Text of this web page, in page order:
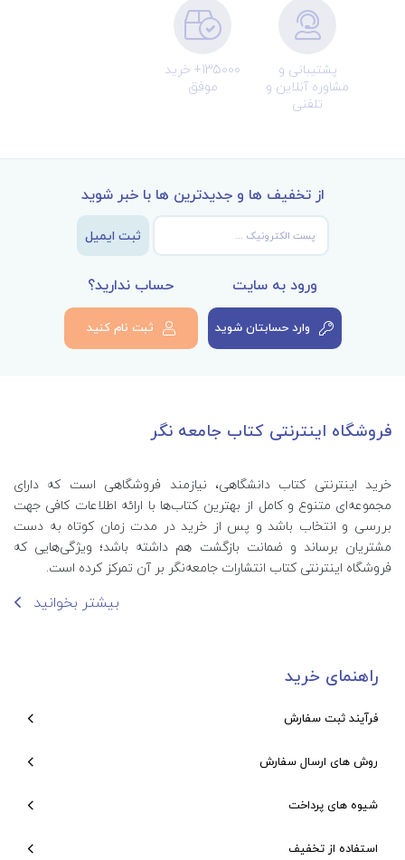
پشتیبانی و
مشاوره آنلاین و
تلفنی
135000+ خرید
موفق
از تخفیف ها و جدیدترین ها با خبر شوید
ثبت ایمیل
ورود به سایت
وارد حسابتان شوید
حساب ندارید؟
ثبت نام کنید
فروشگاه اینترنتی کتاب جامعه نگر
خرید اینترنتی کتاب‌ دانشگاهی، نیازمند فروشگاهی است که دارای
مجموعه‌ای متنوع و کامل از بهترین کتاب‌ها با ارائه اطلاعات کافی جهت
بررسی و انتخاب باشد و پس از خرید در مدت زمان کوتاه به دست
مشتریان برساند و ضمانت بازگشت هم داشته باشد؛ ویژگی‌هایی که
فروشگاه اینترنتی کتاب انتشارات جامعه‌نگر بر آن تمرکز کرده است.
بیشتر بخوانید
راهنمای خرید
فرآیند ثبت سفارش
روش های ارسال سفارش
شیوه های پرداخت
استفاده از تخفیف